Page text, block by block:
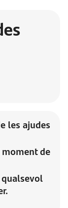
les ajudes
moment de
qualsevol